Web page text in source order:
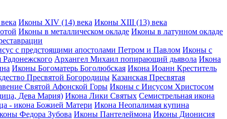
Иконы XIV (14) века Иконы XIII (13) века
Иконы в металлическом окладе Иконы в латунном окладе
с предстоящими апостолами Петром и Павлом Иконы с
Архангел Михаил попирающий дьявола Икона
Иконы Богоматерь Боголюбская Икона Иоанн Креститель
Пресвятой Богородицы Казанская Пресвятая
Святой Афонской Горы Иконы с Иисусом Христосом
Дева Мария) Икона Лики Святых Семистрельная икона
- икона Божией Матери Икона Неопалимая купина
Федора Зубова Иконы Пантелеймона Иконы Дионисия